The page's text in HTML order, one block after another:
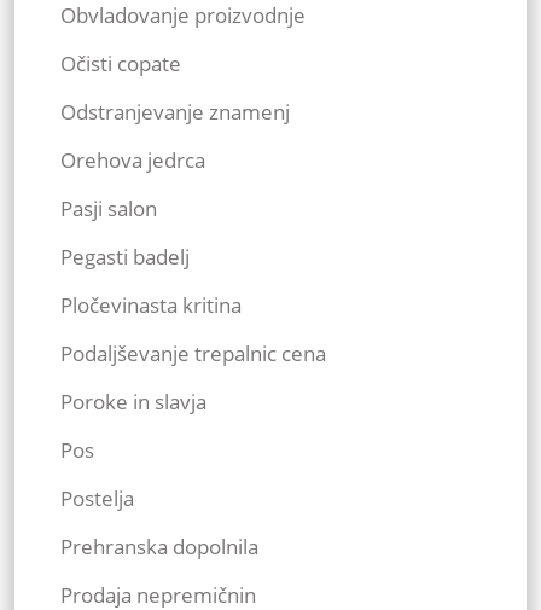
Obvladovanje proizvodnje
Očisti copate
Odstranjevanje znamenj
Orehova jedrca
Pasji salon
Pegasti badelj
Pločevinasta kritina
Podaljševanje trepalnic cena
Poroke in slavja
Pos
Postelja
Prehranska dopolnila
Prodaja nepremičnin